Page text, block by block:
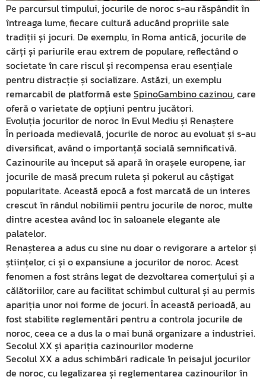
Pe parcursul timpului, jocurile de noroc s-au răspândit în
întreaga lume, fiecare cultură aducând propriile sale
tradiții și jocuri. De exemplu, în Roma antică, jocurile de
cărți și pariurile erau extrem de populare, reflectând o
societate în care riscul și recompensa erau esențiale
pentru distracție și socializare. Astăzi, un exemplu
remarcabil de platformă este SpinoGambino cazinou, care
oferă o varietate de opțiuni pentru jucători.
Evoluția jocurilor de noroc în Evul Mediu și Renaștere
În perioada medievală, jocurile de noroc au evoluat și s-au
diversificat, având o importanță socială semnificativă.
Cazinourile au început să apară în orașele europene, iar
jocurile de masă precum ruleta și pokerul au câștigat
popularitate. Această epocă a fost marcată de un interes
crescut în rândul nobilimii pentru jocurile de noroc, multe
dintre acestea având loc în saloanele elegante ale
palatelor.
Renașterea a adus cu sine nu doar o revigorare a artelor și
științelor, ci și o expansiune a jocurilor de noroc. Acest
fenomen a fost strâns legat de dezvoltarea comerțului și a
călătoriilor, care au facilitat schimbul cultural și au permis
apariția unor noi forme de jocuri. În această perioadă, au
fost stabilite reglementări pentru a controla jocurile de
noroc, ceea ce a dus la o mai bună organizare a industriei.
Secolul XX și apariția cazinourilor moderne
Secolul XX a adus schimbări radicale în peisajul jocurilor
de noroc, cu legalizarea și reglementarea cazinourilor în